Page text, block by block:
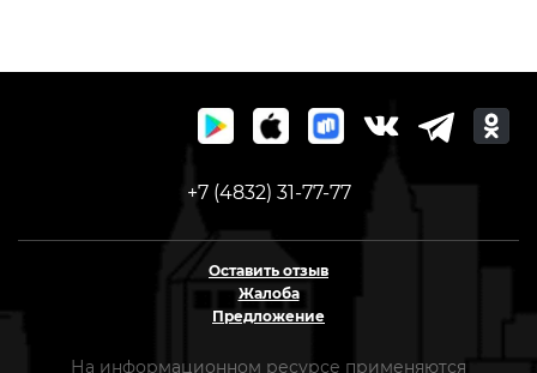
+7 (4832) 31-77-77
Оставить отзыв
Жалоба
Предложение
На информационном ресурсе применяются